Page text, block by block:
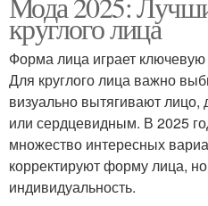
круглого лица
Форма лица играет
Для круглого лица важно
визуально вытягивают
или сердцевидным. В 2025
множество интересных
корректируют форму лица,
индивидуальность.